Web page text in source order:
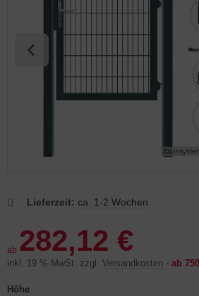
Lieferzeit: ca. 1-2 Wochen
ab 282,12 €
inkl. 19 % MwSt. zzgl. Versandkosten - ab
Höhe